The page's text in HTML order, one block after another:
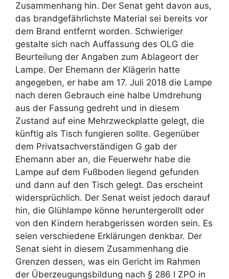
Zusammenhang hin. Der Senat geht davon aus,
das brandgefährlichste Material sei bereits vor
dem Brand entfernt worden. Schwieriger
gestalte sich nach Auffassung des OLG die
Beurteilung der Angaben zum Ablageort der
Lampe. Der Ehemann der Klägerin hatte
angegeben, er habe am 17. Juli 2018 die Lampe
nach deren Gebrauch eine halbe Umdrehung
aus der Fassung gedreht und in diesem
Zustand auf eine Mehrzweckplatte gelegt, die
künftig als Tisch fungieren sollte. Gegenüber
dem Privatsachverständigen G gab der
Ehemann aber an, die Feuerwehr habe die
Lampe auf dem Fußboden liegend gefunden
und dann auf den Tisch gelegt. Das erscheint
widersprüchlich. Der Senat weist jedoch darauf
hin, die Glühlampe könne heruntergerollt oder
von den Kindern herabgerissen worden sein. Es
seien verschiedene Erklärungen denkbar. Der
Senat sieht in diesem Zusammenhang die
Grenzen dessen, was ein Gericht im Rahmen
der Überzeugungsbildung nach § 286 I ZPO in